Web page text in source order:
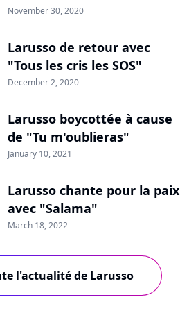
November 30, 2020
Larusso de retour avec
"Tous les cris les SOS"
December 2, 2020
Larusso boycottée à cause
de "Tu m'oublieras"
January 10, 2021
Larusso chante pour la paix
avec "Salama"
March 18, 2022
l'actualité de Larusso